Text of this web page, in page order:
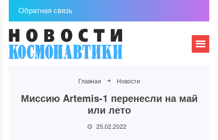
Обратная связь
Главная Новости
Миссию Artemis-1 перенесли на май
или лето
25.02.2022